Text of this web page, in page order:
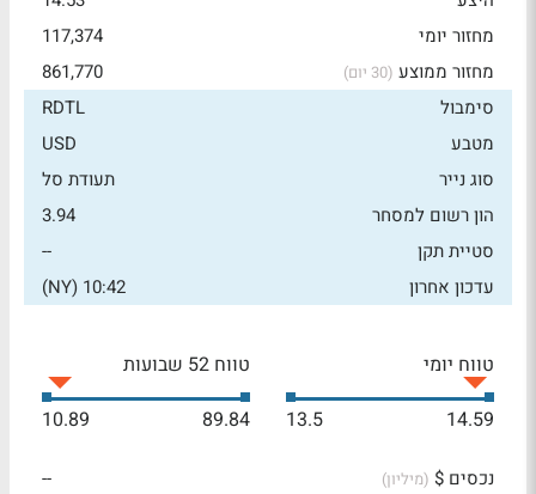
מחזור יומי
117,374
מחזור ממוצע (30 יום)
861,770
סימבול
RDTL
מטבע
USD
סוג נייר
תעודת סל
הון רשום למסחר
3.94
סטיית תקן
--
עדכון אחרון
10:42 (NY)
טווח יומי
14.59
13.5
טווח 52 שבועות
89.84
10.89
נכסים $ (מיליון)
--